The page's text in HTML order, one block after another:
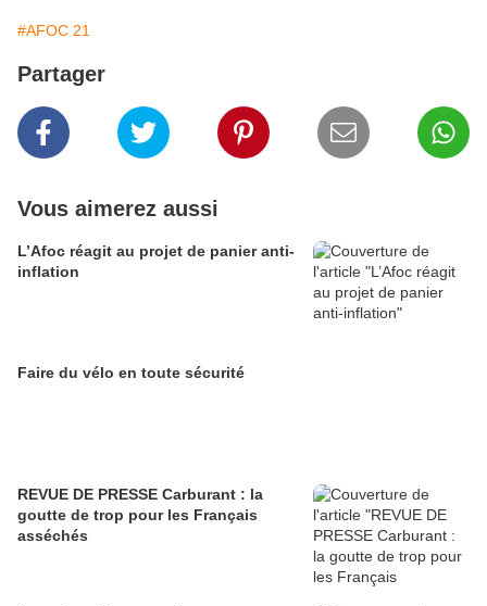
#AFOC 21
Partager
Vous aimerez aussi
L’Afoc réagit au projet de panier anti-
inflation
Faire du vélo en toute sécurité
REVUE DE PRESSE Carburant : la
goutte de trop pour les Français
asséchés